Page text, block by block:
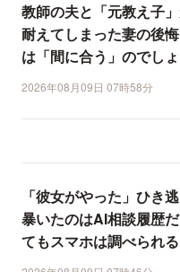
教師の夫と「元教え子
耐えてしまった妻の後
は「間に合う」のでし
2026年08月09日 07時58分
「彼女がやった」ひき
暴いたのはAI相談履歴
てもスマホは調べられ